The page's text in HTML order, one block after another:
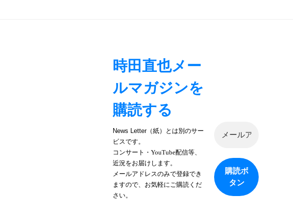
ン
時田直也メー
ルマガジンを
購読する
News Letter（紙）とは別のサー
ビスです。
コンサート・YouTube配信等、
近況をお届けします。
メールアドレスのみで登録でき
ますので、お気軽にご購読くだ
さい。